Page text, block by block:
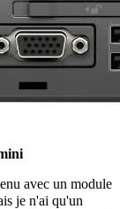
avec un module
je n'ai qu'un